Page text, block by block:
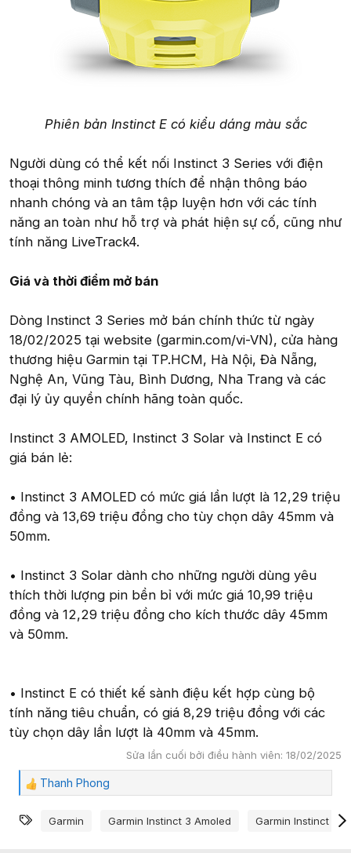
Phiên bản Instinct E có kiểu dáng màu sắc
Người dùng có thể kết nối Instinct 3 Series với điện
thoại thông minh tương thích để nhận thông báo
nhanh chóng và an tâm tập luyện hơn với các tính
năng an toàn như hỗ trợ và phát hiện sự cố, cũng như
tính năng LiveTrack4.
Giá và thời điểm mở bán
Dòng Instinct 3 Series mở bán chính thức từ ngày
18/02/2025 tại website (garmin.com/vi-VN), cửa hàng
thương hiệu Garmin tại TP.HCM, Hà Nội, Đà Nẵng,
Nghệ An, Vũng Tàu, Bình Dương, Nha Trang và các
đại lý ủy quyền chính hãng toàn quốc.
Instinct 3 AMOLED, Instinct 3 Solar và Instinct E có
giá bán lẻ:
• Instinct 3 AMOLED có mức giá lần lượt là 12,29 triệu
đồng và 13,69 triệu đồng cho tùy chọn dây 45mm và
50mm.
• Instinct 3 Solar dành cho những người dùng yêu
thích thời lượng pin bền bỉ với mức giá 10,99 triệu
đồng và 12,29 triệu đồng cho kích thước dây 45mm
và 50mm.
• Instinct E có thiết kế sành điệu kết hợp cùng bộ
tính năng tiêu chuẩn, có giá 8,29 triệu đồng với các
tùy chọn dây lần lượt là 40mm và 45mm.
Sửa lần cuối bởi điều hành viên: 18/02/2025
C
m
Thanh Phong
Từ khóa
Garmin Garmin Instinct 3 Amoled Garmin Instinct 3